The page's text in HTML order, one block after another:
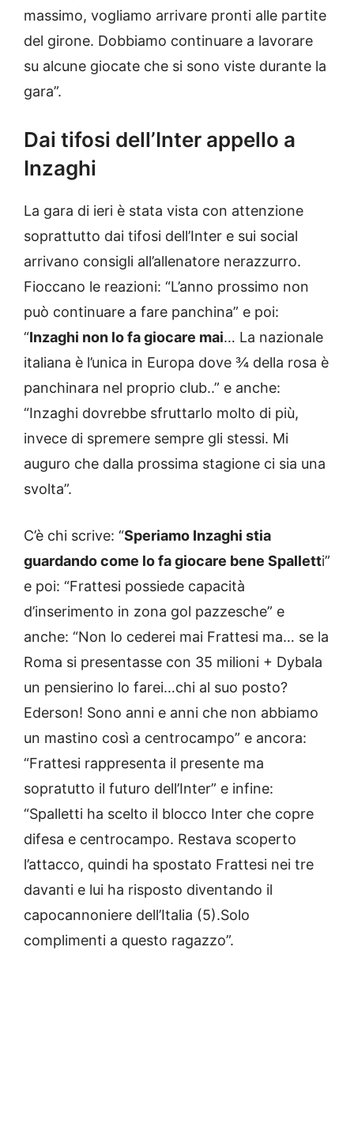
massimo, vogliamo arrivare pronti alle partite
del girone. Dobbiamo continuare a lavorare
su alcune giocate che si sono viste durante la
gara”.
Dai tifosi dell’Inter appello a
Inzaghi
La gara di ieri è stata vista con attenzione
soprattutto dai tifosi dell’Inter e sui social
arrivano consigli all’allenatore nerazzurro.
Fioccano le reazioni: “L’anno prossimo non
può continuare a fare panchina” e poi:
“Inzaghi non lo fa giocare mai… La nazionale
italiana è l’unica in Europa dove ¾ della rosa è
panchinara nel proprio club..” e anche:
“Inzaghi dovrebbe sfruttarlo molto di più,
invece di spremere sempre gli stessi. Mi
auguro che dalla prossima stagione ci sia una
svolta”.
C’è chi scrive: “Speriamo Inzaghi stia
guardando come lo fa giocare bene Spalletti”
e poi: “Frattesi possiede capacità
d’inserimento in zona gol pazzesche” e
anche: “Non lo cederei mai Frattesi ma… se la
Roma si presentasse con 35 milioni + Dybala
un pensierino lo farei…chi al suo posto?
Ederson! Sono anni e anni che non abbiamo
un mastino così a centrocampo” e ancora:
“Frattesi rappresenta il presente ma
sopratutto il futuro dell’Inter” e infine:
“Spalletti ha scelto il blocco Inter che copre
difesa e centrocampo. Restava scoperto
l’attacco, quindi ha spostato Frattesi nei tre
davanti e lui ha risposto diventando il
capocannoniere dell’Italia (5).Solo
complimenti a questo ragazzo”.